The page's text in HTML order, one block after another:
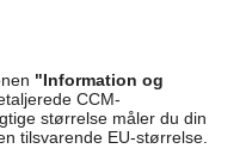
"Information og
CCM-
størrelse måler du din
tilsvarende EU-størrelse.